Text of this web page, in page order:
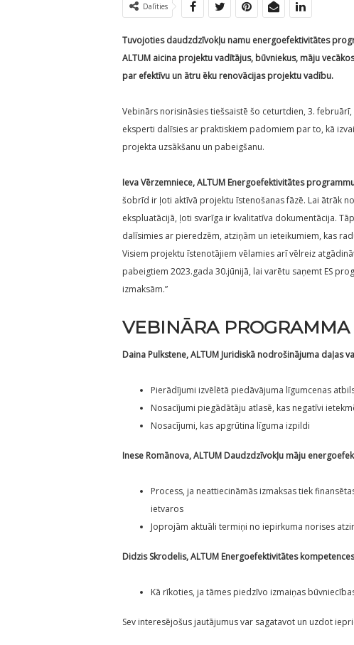
Dalīties
Tuvojoties daudzdzīvokļu namu energoefektivitātes
ALTUM aicina projektu vadītājus, būvniekus, māju
par efektīvu un ātru ēku renovācijas projektu vadību.
Vebinārs norisināsies tiešsaistē šo ceturtdien, 3. februārī,
eksperti dalīsies ar praktiskiem padomiem par to, kā
projekta uzsākšanu un pabeigšanu.
Ieva Vērzemniece, ALTUM Energoefektivitātes
šobrīd ir ļoti aktīvā projektu īstenošanas fāzē. Lai ātrāk
ekspluatācijā, ļoti svarīga ir kvalitatīva dokumentācija.
dalīsimies ar pieredzēm, atziņām un ieteikumiem, kas
Visiem projektu īstenotājiem vēlamies arī vēlreiz
pabeigtiem 2023.gada 30.jūnijā, lai varētu saņemt ES
izmaksām.”
VEBINĀRA
Daina Pulkstene, ALTUM Juridiskā nodrošinājuma daļas
Pierādījumi izvēlētā piedāvājuma līgumcenas
Nosacījumi piegādātāju atlasē, kas negatīvi
Nosacījumi, kas apgrūtina līguma izpildi
Inese Romānova, ALTUM Daudzdzīvokļu māju
Process, ja neattiecināmās izmaksas tiek
ietvaros
Joprojām aktuāli termiņi no iepirkuma norises
Didzis Skrodelis, ALTUM Energoefektivitātes
Kā rīkoties, ja tāmes piedzīvo izmaiņas
Sev interesējošus jautājumus var sagatavot un uzdot